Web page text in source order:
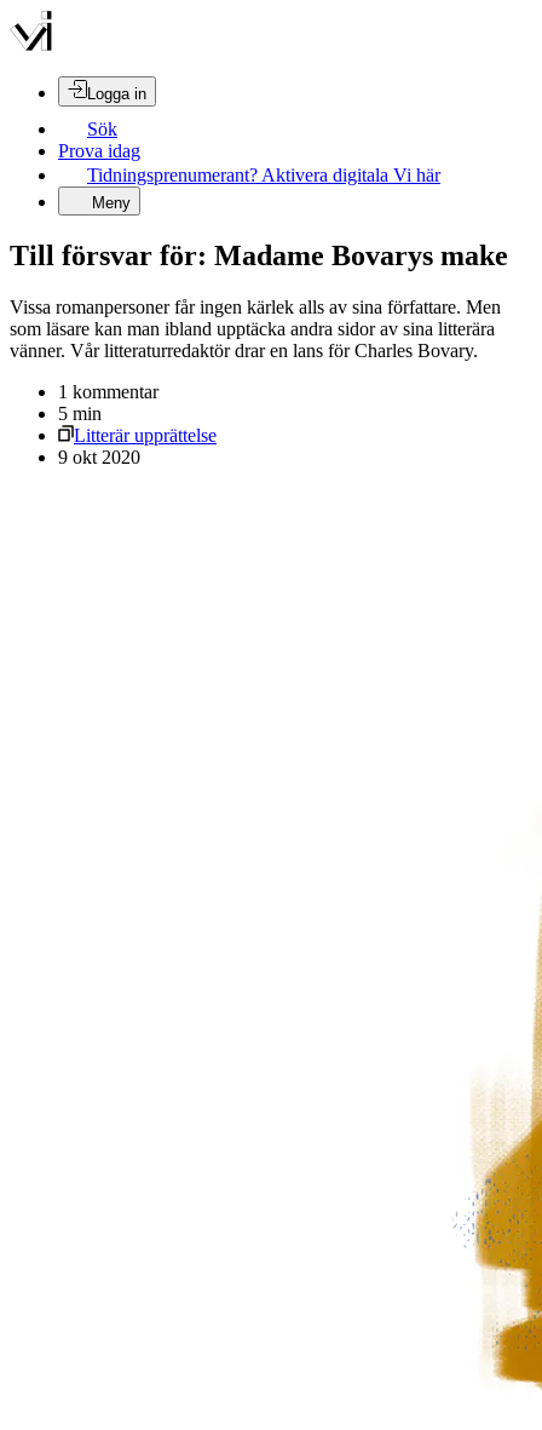
Logga in
Sök
Prova idag
Tidningsprenumerant? Aktivera digitala Vi här
Meny
Till försvar för: Madame Bovarys make
Vissa romanpersoner får ingen kärlek alls av sina författare. Men
som läsare kan man ibland upptäcka andra sidor av sina litterära
vänner. Vår litteraturredaktör drar en lans för Charles Bovary.
1 kommentar
5 min
Litterär upprättelse
9 okt 2020